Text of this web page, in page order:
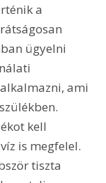
a
ügyelni
ami
kell
is megfelel.
tiszta